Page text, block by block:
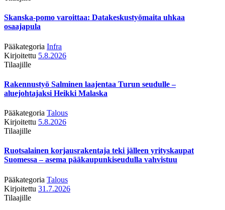
Skanska-pomo varoittaa: Datakeskustyömaita uhkaa
osaajapula
Pääkategoria Infra
Kirjoitettu 5.8.2026
Tilaajille
Rakennustyö Salminen laajentaa Turun seudulle –
aluejohtajaksi Heikki Malaska
Pääkategoria Talous
Kirjoitettu 5.8.2026
Tilaajille
Ruotsalainen korjausrakentaja teki jälleen yrityskaupat
Suomessa – asema pääkaupunkiseudulla vahvistuu
Pääkategoria Talous
Kirjoitettu 31.7.2026
Tilaajille